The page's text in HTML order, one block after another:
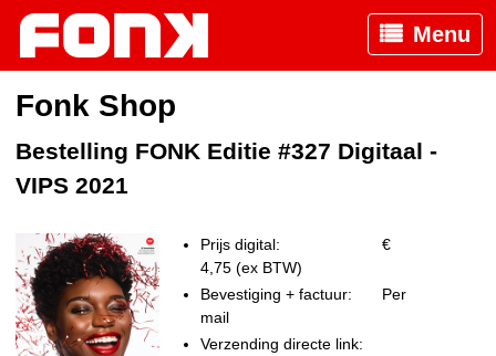
Menu
Fonk Shop
Bestelling FONK Editie #327 Digitaal -
VIPS 2021
Prijs digital:
€
4,75 (ex BTW)
Bevestiging + factuur:
Per
mail
Verzending directe link: